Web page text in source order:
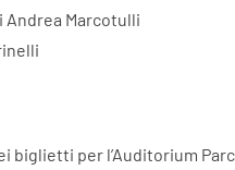
Marcotulli
biglietti per l’Auditorium